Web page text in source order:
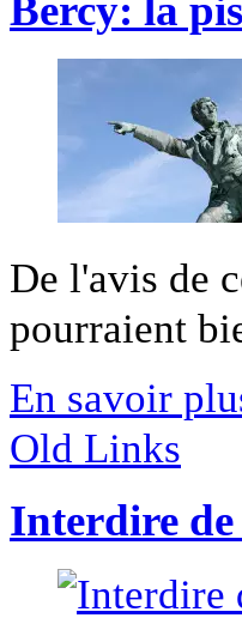
Bercy: la
De l'avis de
pourraient
En savoir
Old Links
Interdire de